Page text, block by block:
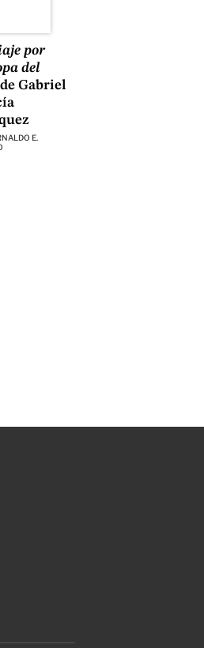
por
del
de Gabriel
E.